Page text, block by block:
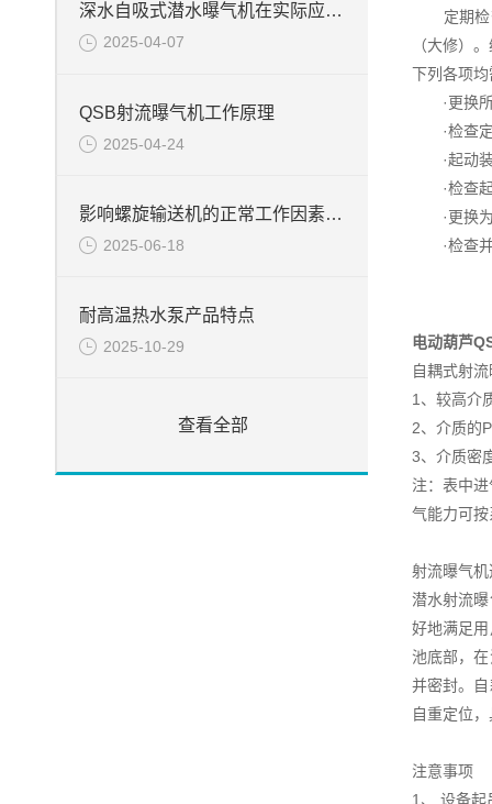
深水自吸式潜水曝气机在实际应用场景中的性能优势
2025-04-07
QSB射流曝气机工作原理
2025-04-24
影响螺旋输送机的正常工作因素分析
2025-06-18
耐高温热水泵产品特点
2025-10-29
查看全部
定期检查
（大修）
下列各项
·更换所
·检查定
·起动装
·检查起
·更换为
·检查并
电动葫芦
自耦式射
1、较高介
2、介质的
3、介质密
注：表中
气能力可
射流曝气
潜水射流
好地满足
池底部，
并密封。
自重定位
注意事项
1、 设备起